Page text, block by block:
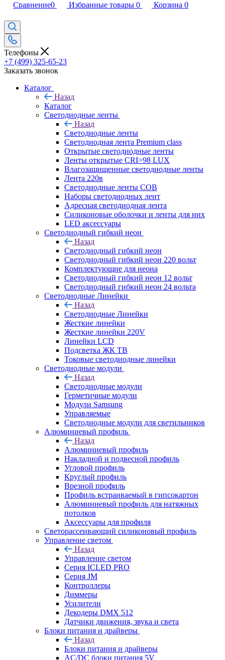
Сравнение0 Избранные товары 0 Корзина 0
Телефоны
+7 (499) 325-65-23
Заказать звонок
Каталог
Назад
Каталог
Светодиодные ленты
Назад
Светодиодные ленты
Светодиодная лента Premium class
Открытые светодиодные ленты
Ленты открытые CRI>98 LUX
Влагозащищенные светодиодные ленты
Лента 220в
Светодиодные ленты COB
Наборы светодиодных лент
Адресная светодиодная лента
Силиконовые оболочки и ленты для них
LED аксессуары
Светодиодный гибкий неон
Назад
Светодиодный гибкий неон
Светодиодный гибкий неон 220 вольт
Комплектующие для неона
Светодиодный гибкий неон 12 вольт
Светодиодный гибкий неон 24 вольта
Светодиодные Линейки
Назад
Светодиодные Линейки
Жесткие линейки
Жесткие линейки 220V
Линейки LCD
Подсветка ЖК ТВ
Токовые светодиодные линейки
Светодиодные модули
Назад
Светодиодные модули
Герметичные модули
Модули Samsung
Управляемые
Светодиодные модули для светильников
Алюминиевый профиль
Назад
Алюминиевый профиль
Накладной и подвесной профиль
Угловой профиль
Круглый профиль
Врезной профиль
Профиль встраиваемый в гипсокартон
Алюминиевый профиль для натяжных
потолков
Аксессуары для профиля
Светорассеивающий силиконовый профиль
Управление светом
Назад
Управление светом
Серия ICLED PRO
Серия JM
Контроллеры
Диммеры
Усилители
Декодеры DMX 512
Датчики движения, звука и света
Блоки питания и драйверы
Назад
Блоки питания и драйверы
AC/DC блоки питания 5V